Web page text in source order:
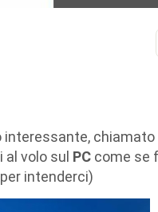
interessante, chiamato
volo sul PC come se
intenderci)